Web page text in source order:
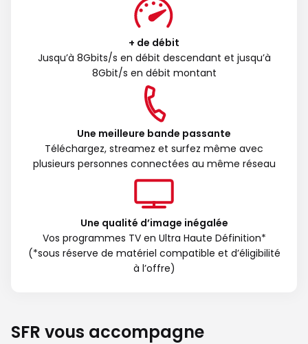
+ de débit
Jusqu’à 8Gbits/s en débit descendant et jusqu’à
8Gbit/s en débit montant
Une meilleure bande passante
Téléchargez, streamez et surfez même avec
plusieurs personnes connectées au même réseau
Une qualité d’image inégalée
Vos programmes TV en Ultra Haute Définition*
(*sous réserve de matériel compatible et d’éligibilité
à l’offre)
SFR vous accompagne